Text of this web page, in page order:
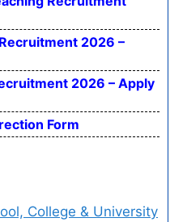
2026 –
2026 – Apply
Form
College & University